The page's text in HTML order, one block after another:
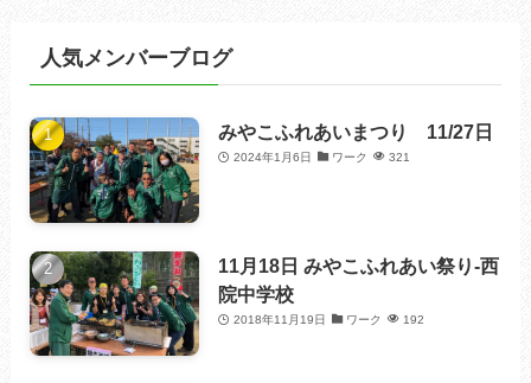
人気メンバーブログ
みやこふれあいまつり 11/27日
2024年1月6日 ワーク 321
11月18日 みやこふれあい祭り-西
院中学校
2018年11月19日 ワーク 192